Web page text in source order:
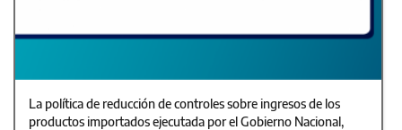
La política de reducción de controles sobre ingresos de los
productos importados ejecutada por el Gobierno Nacional,